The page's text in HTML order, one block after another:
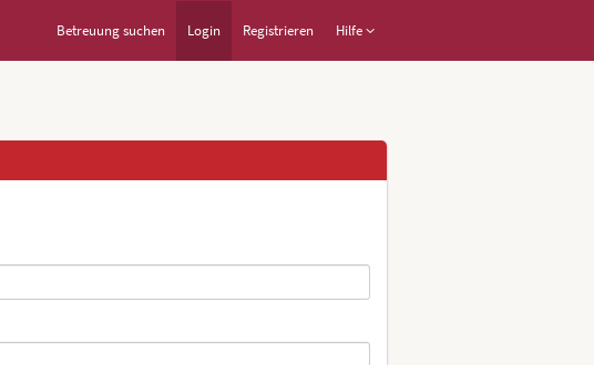
Betreuung suchen Login Registrieren Hilfe